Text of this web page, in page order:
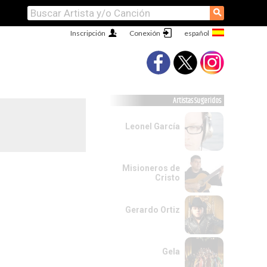
⚲
Conexión
Inscripción
Artistas Sugeridos
Leonel García
Misioneros de
Cristo
Gerardo Ortiz
Gela